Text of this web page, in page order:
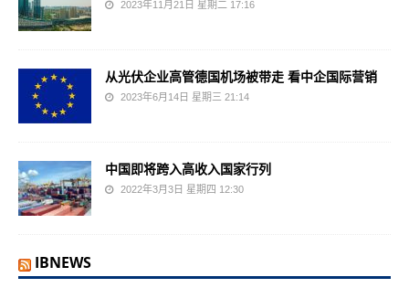
2023年11月21日 星期二 17:16
从光伏企业高管德国机场被带走 看中企国际营销
2023年6月14日 星期三 21:14
中国即将跨入高收入国家行列
2022年3月3日 星期四 12:30
IBNEWS